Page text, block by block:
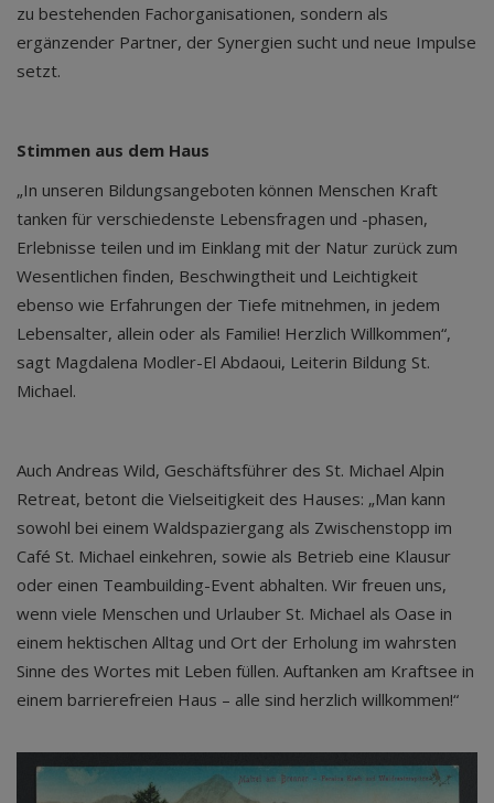
zu bestehenden Fachorganisationen, sondern als
ergänzender Partner, der Synergien sucht und neue Impulse
setzt.
Stimmen aus dem Haus
„In unseren Bildungsangeboten können Menschen Kraft
tanken für verschiedenste Lebensfragen und -phasen,
Erlebnisse teilen und im Einklang mit der Natur zurück zum
Wesentlichen finden, Beschwingtheit und Leichtigkeit
ebenso wie Erfahrungen der Tiefe mitnehmen, in jedem
Lebensalter, allein oder als Familie! Herzlich Willkommen“,
sagt Magdalena Modler-El Abdaoui, Leiterin Bildung St.
Michael.
Auch Andreas Wild, Geschäftsführer des St. Michael Alpin
Retreat, betont die Vielseitigkeit des Hauses: „Man kann
sowohl bei einem Waldspaziergang als Zwischenstopp im
Café St. Michael einkehren, sowie als Betrieb eine Klausur
oder einen Teambuilding-Event abhalten. Wir freuen uns,
wenn viele Menschen und Urlauber St. Michael als Oase in
einem hektischen Alltag und Ort der Erholung im wahrsten
Sinne des Wortes mit Leben füllen. Auftanken am Kraftsee in
einem barrierefreien Haus – alle sind herzlich willkommen!“